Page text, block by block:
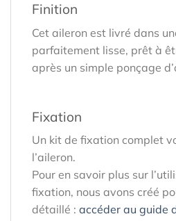
Finition
Cet aileron est livré dans
parfaitement lisse, prêt à
après un simple ponçage
Fixation
Un kit de fixation complet
l’aileron.
Pour en savoir plus sur
fixation, nous avons créé
détaillé : accéder au guide